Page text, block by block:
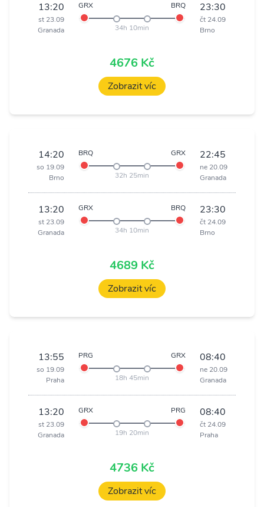
13:20
st 23.09
Granada
GRX BRQ
34h 10min
23:30
čt 24.09
Brno
4676 Kč
Zobrazit víc
14:20
so 19.09
Brno
BRQ GRX
32h 25min
22:45
ne 20.09
Granada
13:20
st 23.09
Granada
GRX BRQ
34h 10min
23:30
čt 24.09
Brno
4689 Kč
Zobrazit víc
13:55
so 19.09
Praha
PRG GRX
18h 45min
08:40
ne 20.09
Granada
13:20
st 23.09
Granada
GRX PRG
19h 20min
08:40
čt 24.09
Praha
4736 Kč
Zobrazit víc